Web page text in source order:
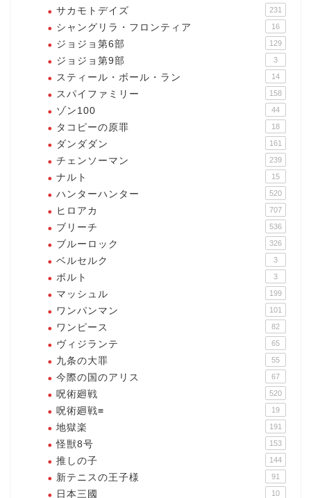
サカモトデイズ 231
シャングリラ・フロンティア 16
ジョジョ第6部 129
ジョジョ第9部 3
スティール・ボール・ラン 14
スパイファミリー 158
ゾン100 44
タコピーの原罪 18
ダンダダン 161
チェンソーマン 239
ナルト 15
ハンターハンター 520
ヒロアカ 707
ブリーチ 536
ブルーロック 326
ベルセルク 3
ボルト 3
マッシュル 199
ワンパンマン 101
ワンピース 82
ヴィジランテ 65
九条の大罪 55
今際の国のアリス 67
呪術廻戦 520
呪術廻戦≡ 19
地獄楽 191
怪獣8号 153
推しの子 144
新テニスの王子様 91
日本三國 10